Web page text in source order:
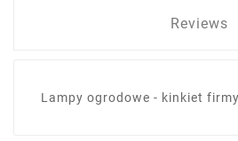
Reviews
Lampy ogrodowe - kinkiet